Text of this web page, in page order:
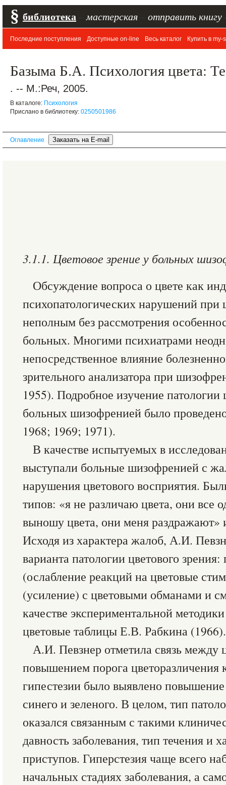
§ библиотека мастерская отправить книгу
Последние поступления Доступные on-line Весь каталог Купить в my-
Базыма Б.А. Психология цвета:
. -- М.:Реч, 2005.
В каталоге: Психология
Прислано в библиотеку: 0250501986
Оглавление
3.1.1. Цветовое зрение у больных
Обсуждение вопроса о цвете как
психопатологических нарушений
неполным без рассмотрения
больных. Многими психиатрами
непосредственное влияние
зрительного анализатора при
1955). Подробное изучение патологии
больных шизофренией было
1968; 1969; 1971).
В качестве испытуемых в
выступали больные шизофренией с
нарушения цветового восприятия.
типов: «я не различаю цвета, они все
выношу цвета, они меня
Исходя из характера жалоб, А.И.
варианта патологии цветового
(ослабление реакций на цветовые
(усиление) с цветовыми обманами и
качестве экспериментальной
цветовые таблицы Е.В. Рабкина (1966).
А.И. Певзнер отметила связь между
повышением порога цветоразличения
гипестезии было выявлено повышение
синего и зеленого. В целом, тип
оказался связанным с такими
давность заболевания, тип течения и
приступов. Гиперстезия чаще всего
начальных стадиях заболевания, а